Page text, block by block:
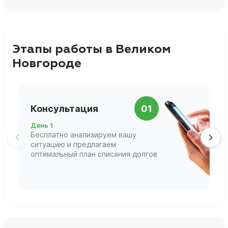
Этапы работы в Великом
Новгороде
Консультация 01
День 1
Бесплатно анализируем вашу
ситуацию и предлагаем
оптимальный план списания долгов